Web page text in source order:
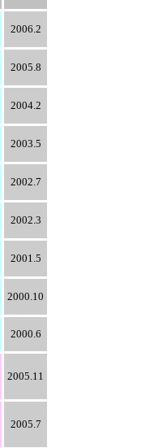
2006.2
2005.8
2004.2
2003.5
2002.7
2002.3
2001.5
2000.10
2000.6
2005.11
2005.7